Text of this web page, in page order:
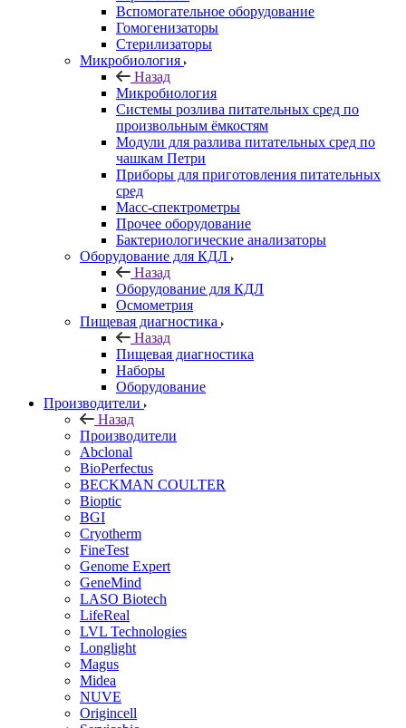
Вспомогательное оборудование
Гомогенизаторы
Стерилизаторы
Микробиология
Назад
Микробиология
Системы розлива питательных сред по
произвольным ёмкостям
Модули для разлива питательных сред по
чашкам Петри
Приборы для приготовления питательных
сред
Масс-спектрометры
Прочее оборудование
Бактериологические анализаторы
Оборудование для КДЛ
Назад
Оборудование для КДЛ
Осмометрия
Пищевая диагностика
Назад
Пищевая диагностика
Наборы
Оборудование
Производители
Назад
Производители
Abclonal
BioPerfectus
BECKMAN COULTER
Bioptic
BGI
Cryotherm
FineTest
Genome Expert
GeneMind
LASO Biotech
LifeReal
LVL Technologies
Longlight
Magus
Midea
NUVE
Origincell